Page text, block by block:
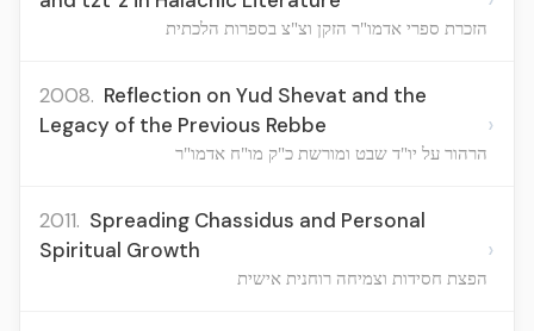
הזכרת ספרי אדמו"ר הזקן וצ"צ בספרות הלכתית
2008. Reflection on Yud Shevat and the
Legacy of the Previous Rebbe
הרהור על יו"ד שבט ומורשת כ"ק מו"ח אדמו"ר
›
2011. Spreading Chassidus and Personal
Spiritual Growth
הפצת חסידות וצמיחה רוחנית אישית
›